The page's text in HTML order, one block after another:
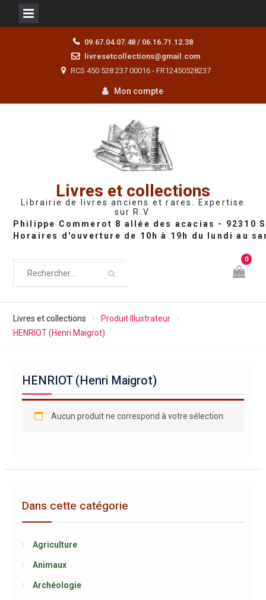
09.67.04.07.48 / 06.16.71.12.38
livresetcollections@gmail.com
RCS 450 528 237 00016 - FR12450528237
Mon compte
Livres et collections
Librairie de livres anciens et rares. Expertise
sur R.V.
0
Livres et collections
Produit Illustrateur
HENRIOT (Henri Maigrot)
HENRIOT (Henri Maigrot)
Aucun produit ne correspond à votre sélection.
Dans cette catégorie
Agriculture
Animaux
Archéologie